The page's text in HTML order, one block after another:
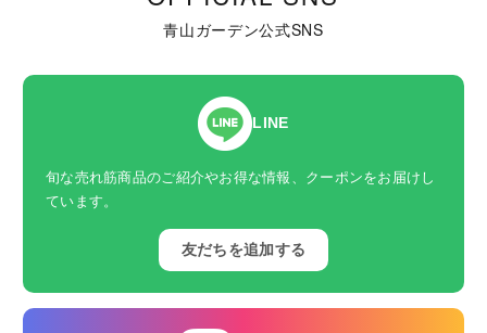
青山ガーデン公式SNS
LINE
旬な売れ筋商品のご紹介やお得な情報、クーポンをお届けし
ています。
友だちを追加する